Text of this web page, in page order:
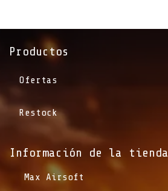
Productos
Ofertas
Restock
Información de la tienda​
​Max Airsoft